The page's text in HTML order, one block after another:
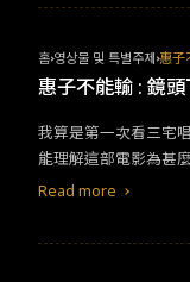
홈 영상물 및 특별주제 惠子
惠子不能輸 : 鏡
我算是第一次看三宅
能理解這部電影為甚
實，沒有太多的花招
Read more